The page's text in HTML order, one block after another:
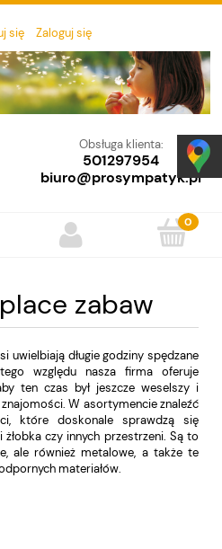
się Zaloguj się
Obsługa klienta:
501297954
biuro@prosympatyk.pl
zabaw
uwielbiają długie godziny spędzane
względu nasza firma oferuje
ten czas był jeszcze weselszy i
W asortymencie znaleźć
które doskonale sprawdzą się
czy innych przestrzeni. Są to
ale również metalowe, a także te
materiałów.